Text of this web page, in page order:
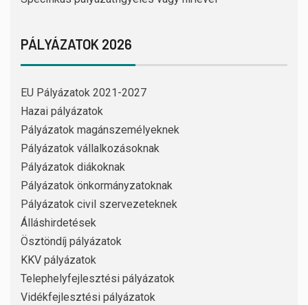
PÁLYÁZATOK 2026
EU Pályázatok 2021-2027
Hazai pályázatok
Pályázatok magánszemélyeknek
Pályázatok vállalkozásoknak
Pályázatok diákoknak
Pályázatok önkormányzatoknak
Pályázatok civil szervezeteknek
Álláshirdetések
Ösztöndíj pályázatok
KKV pályázatok
Telephelyfejlesztési pályázatok
Vidékfejlesztési pályázatok